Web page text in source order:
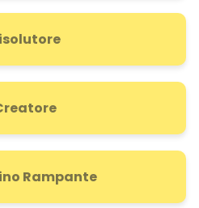
Rampante